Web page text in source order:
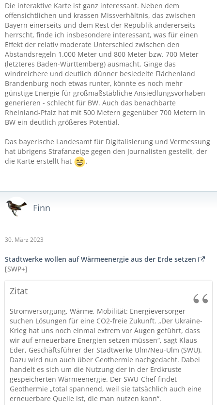
Die interaktive Karte ist ganz interessant. Neben dem
offensichtlichen und krassen Missverhältnis, das zwischen
Bayern einerseits und dem Rest der Republik andererseits
herrscht, finde ich insbesondere interessant, was für einen
Effekt der relativ moderate Unterschied zwischen den
Abstandsregeln 1.000 Meter und 800 Meter bzw. 700 Meter
(letzteres Baden-Württemberg) ausmacht. Ginge das
windreichere und deutlich dünner besiedelte Flächenland
Brandenburg noch etwas runter, könnte es noch mehr
günstige Energie für großmaßstäbliche Ansiedlungsvorhaben
generieren - schlecht für BW. Auch das benachbarte
Rheinland-Pfalz hat mit 500 Metern gegenüber 700 Metern in
BW ein deutlich größeres Potential.
Das bayerische Landesamt für Digitalisierung und Vermessung
hat übrigens Strafanzeige gegen den Journalisten gestellt, der
die Karte erstellt hat
.
Finn
30. März 2023
Stadtwerke wollen auf Wärmeenergie aus der Erde setzen
[SWP+]
Zitat
Stromversorgung, Wärme, Mobilität: Energieversorger
suchen Lösungen für eine CO2-freie Zukunft. „Der Ukraine-
Krieg hat uns noch einmal extrem vor Augen geführt, dass
wir auf erneuerbare Energien setzen müssen“, sagt Klaus
Eder, Geschäftsführer der Stadtwerke Ulm/Neu-Ulm (SWU).
Dazu wird nun auch über Geothermie nachgedacht. Dabei
handelt es sich um die Nutzung der in der Erdkruste
gespeicherten Wärmeenergie. Der SWU-Chef findet
Geothermie „total spannend, weil sie tatsächlich auch eine
erneuerbare Quelle ist, die man nutzen kann“.